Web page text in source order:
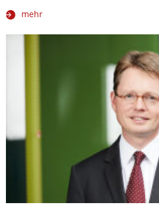
mehr